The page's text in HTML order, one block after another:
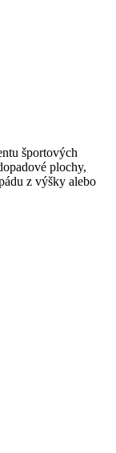
športových
plochy,
z výšky alebo